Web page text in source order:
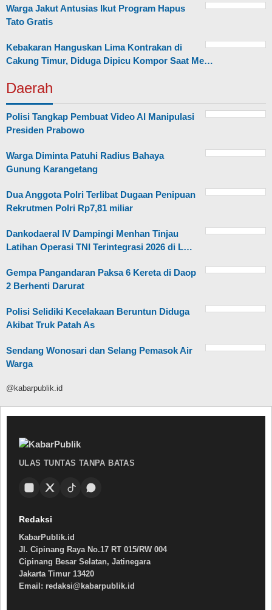
Warga Jakut Antusias Ikut Program Hapus
Tato Gratis
Kebakaran Hanguskan Lima Kontrakan di
Cakung Timur, Diduga Dipicu Kompor Saat Me…
Daerah
Polisi Tangkap Pembuat Video AI Manipulasi
Presiden Prabowo
Warga Diminta Patuhi Radius Bahaya
Gunung Karangetang
Dua Anggota Polri Terlibat Dugaan Penipuan
Rekrutmen Polri Rp7,81 miliar
Dankodaeral IV Dampingi Menhan Tinjau
Latihan Operasi TNI Terintegrasi 2026 di L…
Gempa Pangandaran Paksa 6 Kereta di Daop
2 Berhenti Darurat
Polisi Selidiki Kecelakaan Beruntun Diduga
Akibat Truk Patah As
Sendang Wonosari dan Selang Pemasok Air
Warga
@kabarpublik.id
ULAS TUNTAS TANPA BATAS
Redaksi
KabarPublik.id
Jl. Cipinang Raya No.17 RT 015/RW 004
Cipinang Besar Selatan, Jatinegara
Jakarta Timur 13420
Email: redaksi@kabarpublik.id